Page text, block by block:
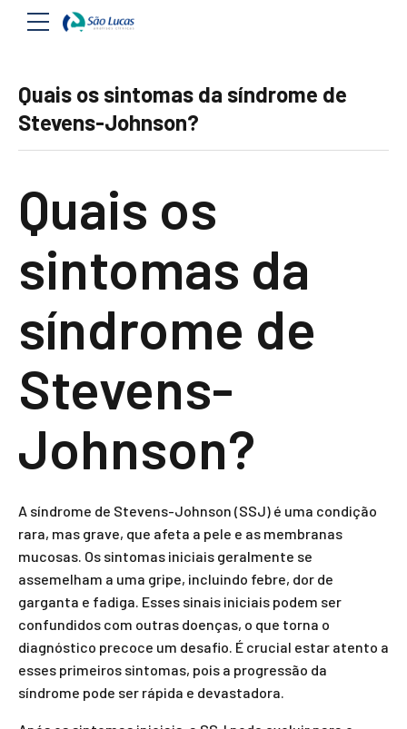
Quais os sintomas da síndrome de
Stevens-Johnson?
Quais os
sintomas da
síndrome de
Stevens-
Johnson?
A síndrome de Stevens-Johnson (SSJ) é uma condição
rara, mas grave, que afeta a pele e as membranas
mucosas. Os sintomas iniciais geralmente se
assemelham a uma gripe, incluindo febre, dor de
garganta e fadiga. Esses sinais iniciais podem ser
confundidos com outras doenças, o que torna o
diagnóstico precoce um desafio. É crucial estar atento a
esses primeiros sintomas, pois a progressão da
síndrome pode ser rápida e devastadora.